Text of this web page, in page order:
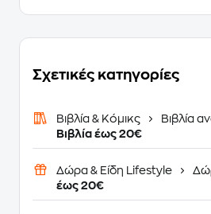
Σχετικές κατηγορίες
Βιβλία & Κόμικς
Βιβλία
Βιβλία έως 20€
Δώρα & Είδη Lifestyle
έως 20€